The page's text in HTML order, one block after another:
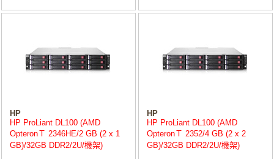
HP
HP ProLiant DL100 (AMD
OpteronＴ 2346HE/2 GB (2 x 1
GB)/32GB DDR2/2U/機架)
HP
HP ProLiant DL100 (AMD
OpteronＴ 2352/4 GB (2 x 2
GB)/32GB DDR2/2U/機架)